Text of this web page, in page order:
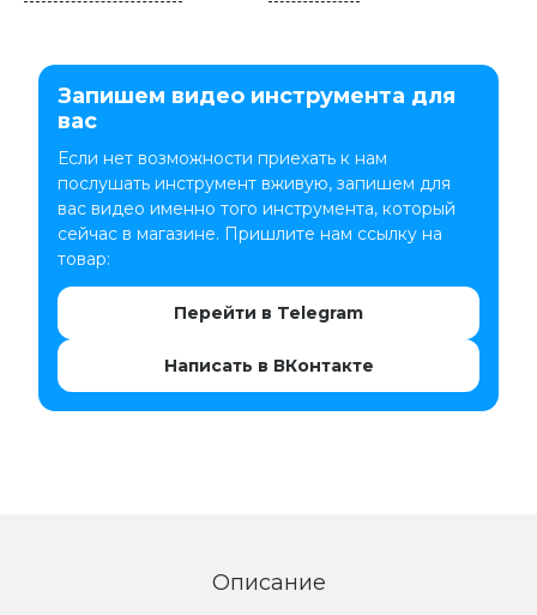
Запишем видео инструмента для
вас
Если нет возможности приехать к нам
послушать инструмент вживую, запишем для
вас видео именно того инструмента, который
сейчас в магазине. Пришлите нам ссылку на
товар:
Перейти в Telegram
Написать в ВКонтакте
Описание